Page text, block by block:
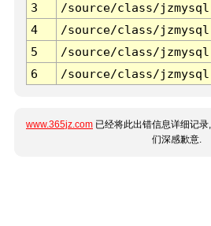
3 /source/class/
4
/source/class/
5
/source/class/
6
/source/class/
www.365jz.com 已经将此出错信息详细记
们深感歉意.